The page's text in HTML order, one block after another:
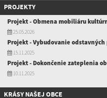
PROJEKTY
Projekt - Obmena mobiliáru
25.05.2026
Projekt - Vybudovanie odstavných
15.11.2025
Projekt - Dokončenie zateplenia
10.11.2025
KRÁSY NAŠEJ OBCE